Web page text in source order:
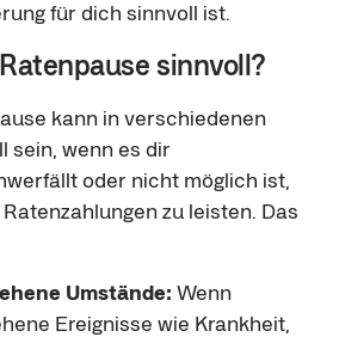
für dich sinnvoll ist.
sinnvoll?
kann in verschiedenen
sein, wenn es dir
oder nicht möglich ist,
zu leisten. Das
Umstände: Wenn
Ereignisse wie Krankheit,